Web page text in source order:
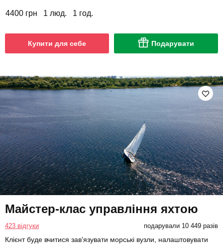
4400 грн 1 люд. 1 год.
Купити для себе Подарувати
Майстер-клас управління яхтою
423 відгуки подарували 10 449 разів
Клієнт буде вчитися зав'язувати морські вузли, налаштовувати